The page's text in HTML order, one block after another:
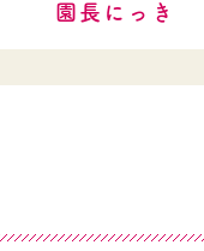
園長にっき